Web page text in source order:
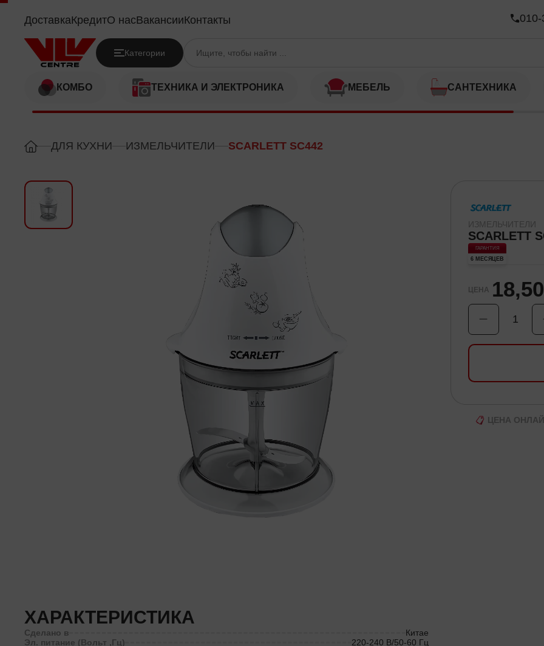
SCARLETT SC442
ДоставкаКредитО насВакансииКонтакты
Категории
КОМБО ТЕХНИКА И ЭЛЕКТРОНИКА МЕБЕЛЬ САНТЕХНИКА
ДЛЯ КУХНИ ИЗМЕЛЬЧИТЕЛИ SCARLETT SC442
ИЗМЕЛЬЧИТЕЛИ
SCARLETT
ГАРАНТИЯ
6 МЕСЯЦЕВ
ЦЕНА
1
ЦЕНА
ХАРАКТЕРИСТИКА
Сделано в
Китае
Эл. питание (Вольт ,Гц)
220-240 В/50-60 Гц